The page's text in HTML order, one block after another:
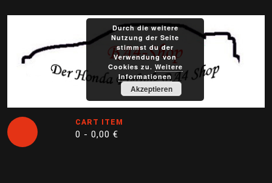
CART ITEM
0 - 0,00 €
Durch die weitere
Nutzung der Seite
stimmst du der
Verwendung von
Cookies zu. Weitere
Informationen
Akzeptieren